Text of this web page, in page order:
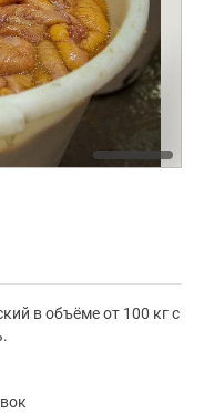
в объёме от 100 кг с